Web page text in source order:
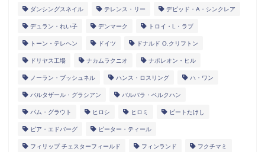
ダンシングスネイル テレンス・リー デビッド・A・シンクレア
デュラン・れい子 デンマーク トロイ・L・ラブ
トーン・テレヘン ドイツ ドナルド O.クリフトン
ドリヤス工場 ナカムラクニオ ナポレオン・ヒル
ノーラン・ブッシュネル ハンス・ロスリング ハ・ワン
バルタザール・グラシアン バルバラ・ベルクハン
パム・グラウト ヒロシ ヒロミ ビートたけし
ピア・エドバーグ ピーター・ティール
フィリップ チェスターフィールド フィンランド フクチマミ